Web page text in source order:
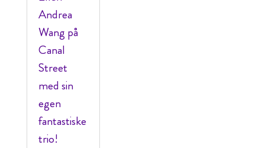
Andrea
Wang på
Canal
Street
med sin
egen
fantastiske
trio!